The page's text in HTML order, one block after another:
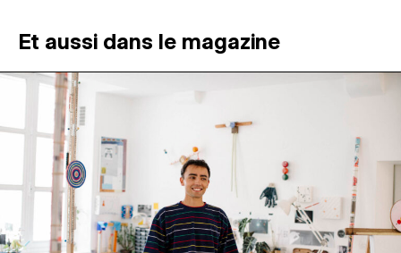
ATELIERS OUVERTS
PROGRAMMATION
MAGAZINE
ESPACES DE PRATIQUE ARTISTIQUE ↓
Et aussi dans le magazine